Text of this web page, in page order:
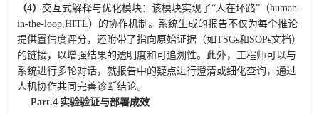
（4） 交互式解释与优化模块：该模块实现了“人在环路”（human-
in-the-loop, HITL）的协作机制。系统生成的报告不仅为每个推论
提供置信度评分，还附带了指向原始证据（如TSGs和SOPs文档）
的链接，以增强结果的透明度和可追溯性。此外，工程师可以与
系统进行多轮对话，就报告中的疑点进行澄清或细化查询，通过
人机协作共同完善诊断结论。
Part.4 实验验证与部署成效